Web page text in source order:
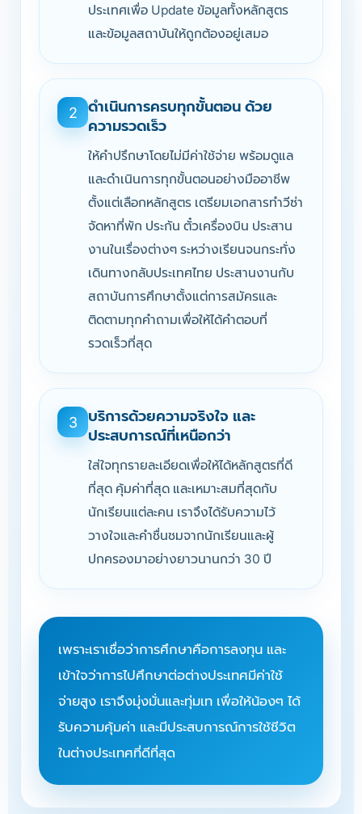
ประเทศเพื่อ Update ข้อมูลทั้งหลักสูตร
และข้อมูลสถาบันให้ถูกต้องอยู่เสมอ
2
ดำเนินการครบทุกขั้นตอน ด้วย
ความรวดเร็ว
ให้คำปรึกษาโดยไม่มีค่าใช้จ่าย พร้อมดูแล
และดำเนินการทุกขั้นตอนอย่างมืออาชีพ
ตั้งแต่เลือกหลักสูตร เตรียมเอกสารทำวีซ่า
จัดหาที่พัก ประกัน ตั๋วเครื่องบิน ประสาน
งานในเรื่องต่างๆ ระหว่างเรียนจนกระทั่ง
เดินทางกลับประเทศไทย ประสานงานกับ
สถาบันการศึกษาตั้งแต่การสมัครและ
ติดตามทุกคำถามเพื่อให้ได้คำตอบที่
รวดเร็วที่สุด
3
บริการด้วยความจริงใจ และ
ประสบการณ์ที่เหนือกว่า
ใส่ใจทุกรายละเอียดเพื่อให้ได้หลักสูตรที่ดี
ที่สุด คุ้มค่าที่สุด และเหมาะสมที่สุดกับ
นักเรียนแต่ละคน เราจึงได้รับความไว้
วางใจและคำชื่นชมจากนักเรียนและผู้
ปกครองมาอย่างยาวนานกว่า 30 ปี
เพราะเราเชื่อว่าการศึกษาคือการลงทุน และ
เข้าใจว่าการไปศึกษาต่อต่างประเทศมีค่าใช้
จ่ายสูง เราจึงมุ่งมั่นและทุ่มเท เพื่อให้น้องๆ ได้
รับความคุ้มค่า และมีประสบการณ์การใช้ชีวิต
ในต่างประเทศที่ดีที่สุด